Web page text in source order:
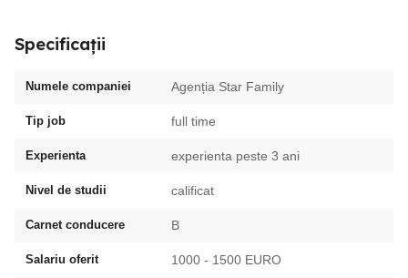
Specificații
Numele companiei Agenția Star Family
Tip job full time
Experienta experienta peste 3 ani
Nivel de studii calificat
Carnet conducere B
Salariu oferit 1000 - 1500 EURO